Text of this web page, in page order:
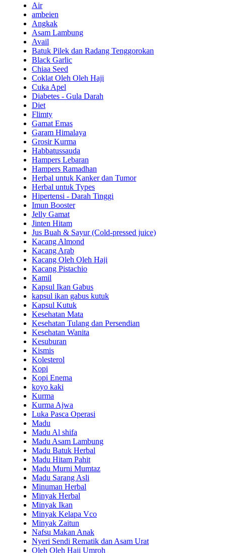
Air
ambeien
Angkak
Asam Lambung
Avail
Batuk Pilek dan Radang Tenggorokan
Black Garlic
Chiaa Seed
Coklat Oleh Oleh Haji
Cuka Apel
Diabetes - Gula Darah
Diet
Flimty
Gamat Emas
Garam Himalaya
Grosir Kurma
Habbatussauda
Hampers Lebaran
Hampers Ramadhan
Herbal untuk Kanker dan Tumor
Herbal untuk Types
Hipertensi - Darah Tinggi
Imun Booster
Jelly Gamat
Jinten Hitam
Jus Buah & Sayur (Cold-pressed juice)
Kacang Almond
Kacang Arab
Kacang Oleh Oleh Haji
Kacang Pistachio
Kamil
Kapsul Ikan Gabus
kapsul ikan gabus kutuk
Kapsul Kutuk
Kesehatan Mata
Kesehatan Tulang dan Persendian
Kesehatan Wanita
Kesuburan
Kismis
Kolesterol
Kopi
Kopi Enema
koyo kaki
Kurma
Kurma Ajwa
Luka Pasca Operasi
Madu
Madu Al shifa
Madu Asam Lambung
Madu Batuk Herbal
Madu Hitam Pahit
Madu Murni Mumtaz
Madu Sarang Asli
Minuman Herbal
Minyak Herbal
Minyak Ikan
Minyak Kelapa Vco
Minyak Zaitun
Nafsu Makan Anak
Nyeri Sendi Rematik dan Asam Urat
Oleh Oleh Haji Umroh